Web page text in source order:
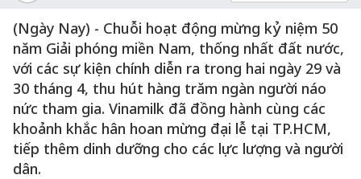
(Ngày Nay) - Chuỗi hoạt động mừng kỷ niệm 50
năm Giải phóng miền Nam, thống nhất đất nước,
với các sự kiện chính diễn ra trong hai ngày 29 và
30 tháng 4, thu hút hàng trăm ngàn người náo
nức tham gia. Vinamilk đã đồng hành cùng các
khoảnh khắc hân hoan mừng đại lễ tại TP.HCM,
tiếp thêm dinh dưỡng cho các lực lượng và người
dân.